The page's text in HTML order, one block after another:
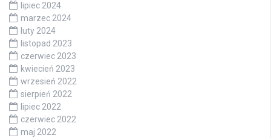
lipiec 2024
marzec 2024
luty 2024
listopad 2023
czerwiec 2023
kwiecień 2023
wrzesień 2022
sierpień 2022
lipiec 2022
czerwiec 2022
maj 2022